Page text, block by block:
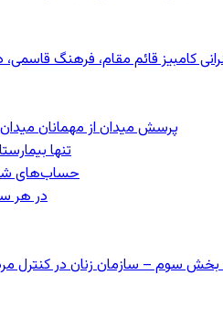
کامبیز قائم مقام، فرهنگ
پرسش میدان از مهمانان میدان: مردم
تنها
حساب‌های شرکت ملی
در هر